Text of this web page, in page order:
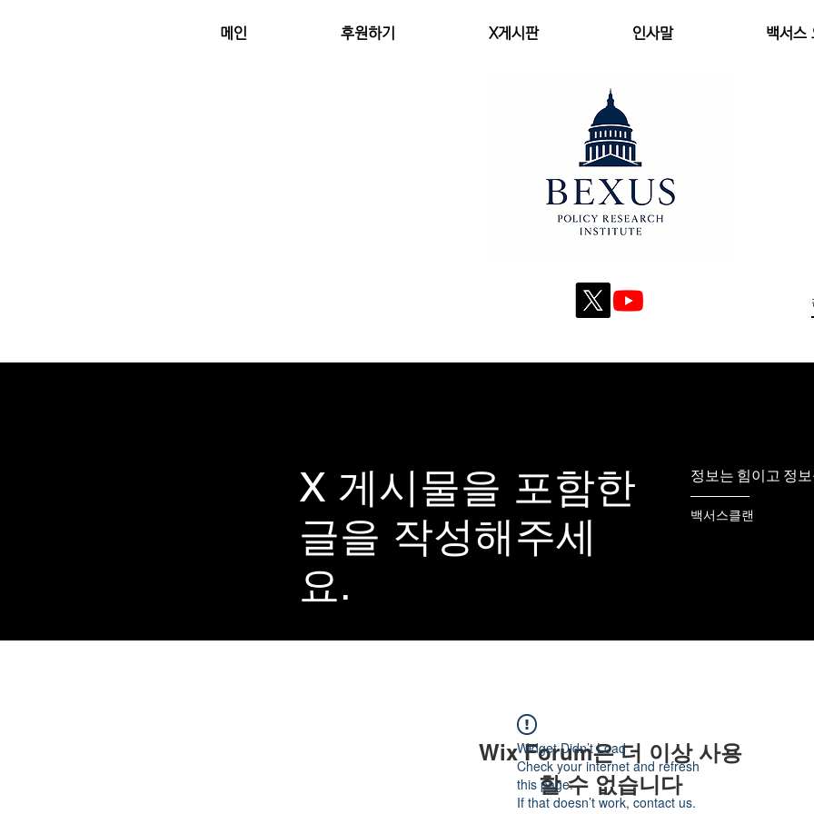
메인 후원하기 X게시판 인사말 백서스
X 게시물을 포함한
​글을 작성해주세
요.
정보는 힘이고 정
백서스클랜
Wix Forum은 더 이상 사용
할 수 없습니다
Widget Didn’t Load
Check your internet and refresh
this page.
If that doesn’t work, contact us.